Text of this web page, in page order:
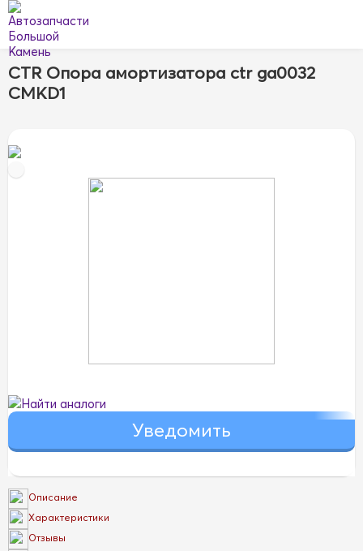
CTR Опора амортизатора ctr ga0032
CMKD1
Найти аналоги
Описание
Характеристики
Отзывы